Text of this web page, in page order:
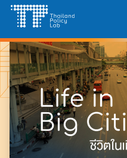
Skip
content
Search
for: